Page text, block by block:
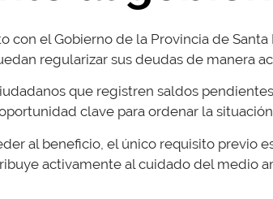
con el Gobierno de la Provincia de
regularizar sus deudas de manera
que registren saldos
clave para ordenar la
al beneficio, el único requisito previo
activamente al cuidado del medio